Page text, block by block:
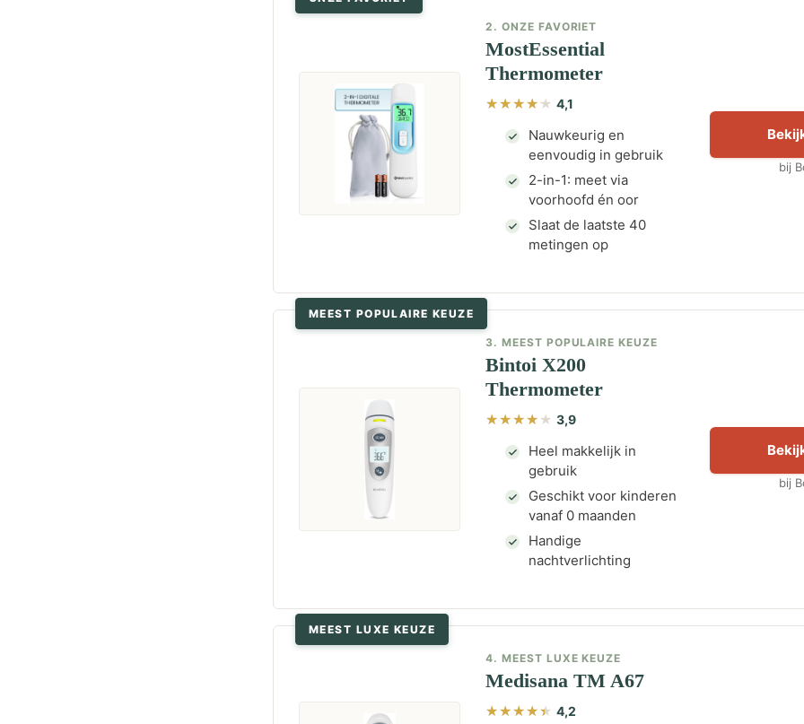
2. ONZE FAVORIET
MostEssential
Thermometer
4,1
Nauwkeurig en
eenvoudig in gebruik
2-in-1: meet via
voorhoofd én oor
Slaat de laatste 40
metingen op
bij
MEEST POPULAIRE KEUZE
3. MEEST POPULAIRE KEUZE
Bintoi X200
Thermometer
3,9
Heel makkelijk in
gebruik
Geschikt voor kinderen
vanaf 0 maanden
Handige
nachtverlichting
bij
MEEST LUXE KEUZE
4. MEEST LUXE KEUZE
Medisana TM A67
4,2